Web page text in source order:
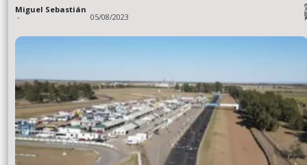
Miguel Sebastián
- 05/08/2023